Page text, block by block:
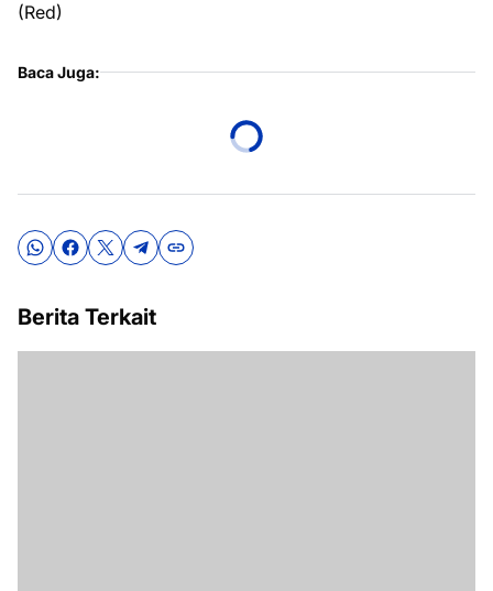
(Red)
Baca Juga:
Berita Terkait